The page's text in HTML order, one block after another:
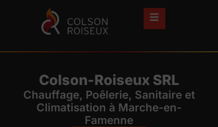
Colson-Roiseux SRL
Chauffage, Poêlerie, Sanitaire et
Climatisation à Marche-en-
Famenne